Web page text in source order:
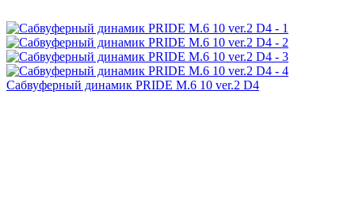
Сабвуферный динамик PRIDE M.6 10 ver.2 D4